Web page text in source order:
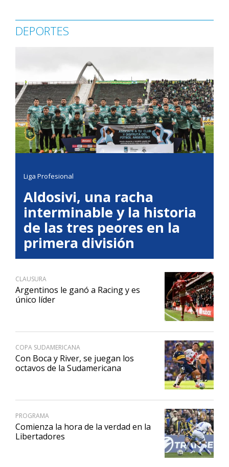
DEPORTES
Liga Profesional
Aldosivi, una racha
interminable y la historia
de las tres peores en la
primera división
CLAUSURA
Argentinos le ganó a Racing y es
único líder
COPA SUDAMERICANA
Con Boca y River, se juegan los
octavos de la Sudamericana
PROGRAMA
Comienza la hora de la verdad en la
Libertadores